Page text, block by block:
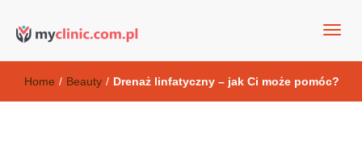
Kosmetyki antyoksydacyjne
Home / Beauty / Drenaż linfatyczny – jak Ci może pomóc?